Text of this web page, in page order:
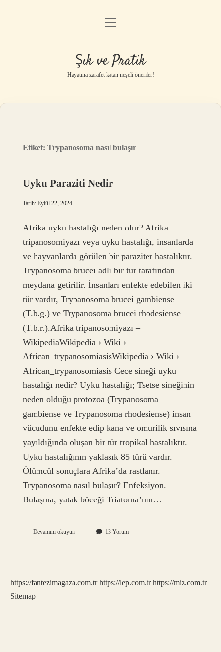
Anasayfa
Yasal Uyarı
menüyü
Şık ve Pratik
Hayatına zarafet katan neşeli öneriler!
Etiket:Trypanosoma nasıl bulaşır
Uyku Paraziti Nedir
Tarih: Eylül 22, 2024
Afrika uyku hastalığı neden olur? Afrika
tripanosomiyazı veya uyku hastalığı, insanlarda
ve hayvanlarda görülen bir paraziter hastalıktır.
Trypanosoma brucei adlı bir tür tarafından
meydana getirilir. İnsanları enfekte edebilen iki
tür vardır, Trypanosoma brucei gambiense
(T.b.g.) ve Trypanosoma brucei rhodesiense
(T.b.r.).Afrika tripanosomiyazı –
WikipediaWikipedia › Wiki ›
African_trypanosomiasisWikipedia › Wiki ›
African_trypanosomiasis Cece sineği uyku
hastalığı nedir? Uyku hastalığı; Tsetse sineğinin
neden olduğu protozoa (Trypanosoma
gambiense ve Trypanosoma rhodesiense) insan
vücudunu enfekte edip kana ve omurilik sıvısına
yayıldığında oluşan bir tür tropikal hastalıktır.
Uyku hastalığının yaklaşık 85 türü vardır.
Ölümcül sonuçlara Afrika’da rastlanır.
Trypanosoma nasıl bulaşır? Enfeksiyon.
Bulaşma, yatak böceği Triatoma’nın…
Devamını okuyunUyku
Paraziti
13 Yorum
https://fantezimagaza.com.tr https://lep.com.tr https://miz.com.tr
Sitemap